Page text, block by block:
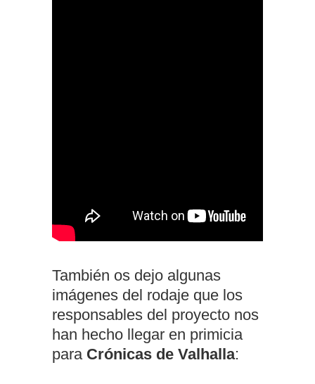
También os dejo algunas
imágenes del rodaje que los
responsables del proyecto nos
han hecho llegar en primicia
para Crónicas de Valhalla: